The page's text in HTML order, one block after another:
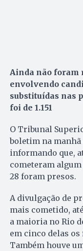
Ainda não foram
envolvendo
substituídas nas
foi de 1.151
O Tribunal
boletim na manhã
informando que,
cometeram
28 foram presos.
A divulgação de
mais cometido,
a maioria no Rio
em cinco delas
Também houve